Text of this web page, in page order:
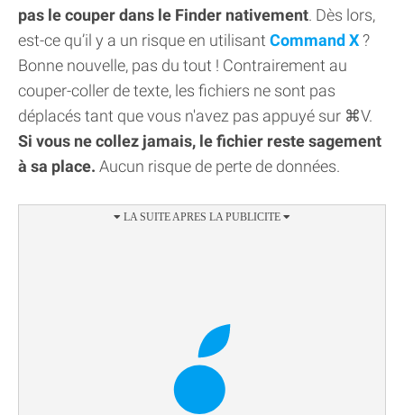
pas le couper dans le Finder nativement. Dès lors,
est-ce qu’il y a un risque en utilisant Command X?
Bonne nouvelle, pas du tout ! Contrairement au
couper-coller de texte, les fichiers ne sont pas
déplacés tant que vous n'avez pas appuyé sur ⌘V.
Si vous ne collez jamais, le fichier reste sagement
à sa place. Aucun risque de perte de données.